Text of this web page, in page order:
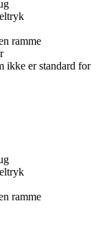
ramme
ikke er standard for
ramme